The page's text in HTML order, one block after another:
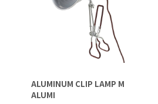
ALUMINUM CLIP LAMP M
ALUMI